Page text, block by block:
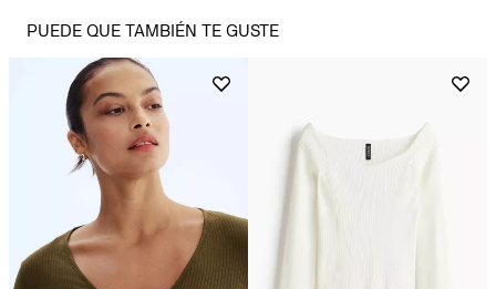
PUEDE QUE TAMBIÉN TE GUSTE